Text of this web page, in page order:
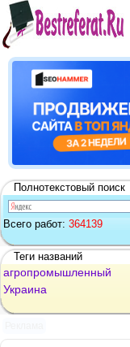
Полнотекстовый поиск
Всего работ: 364139
Теги названий
агропромышленный
Украина